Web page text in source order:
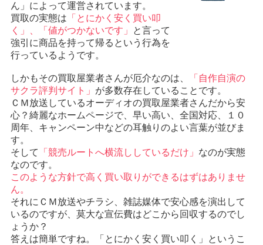
ん」によって運営されています。
買取の実態は 「とにかく安く買い叩
く」、「値がつかないです」
と言って
強引に商品を持って帰るという行為を
行っているようです。
しかもその買取屋業者さんが厄介なのは、
「自作自演の
サクラ評判サイト」 が多数存在していることです。
ＣＭ放送しているオーディオの買取屋業者さんだから安
心？綺麗なホームページで、早い高い、全国対応、１０
周年、キャンペーン中などの耳触りのよい言葉が並びま
す。
そして
「競売ルートへ横流ししているだけ」 なのが実態
なのです。
このような方針で高く買い取りができるはずはありませ
ん。
それにＣＭ放送やチラシ、雑誌媒体で安心感を演出して
いるのですが、莫大な宣伝費はどこから回収するのでし
ょうか？
答えは簡単ですね。「とにかく安く買い叩く」というこ